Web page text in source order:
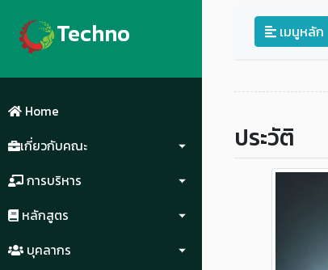
Techno
Home
เกี่ยวกับคณะ
การบริหาร
หลักสูตร
บุคลากร
เมนูหลัก
ประวัติ